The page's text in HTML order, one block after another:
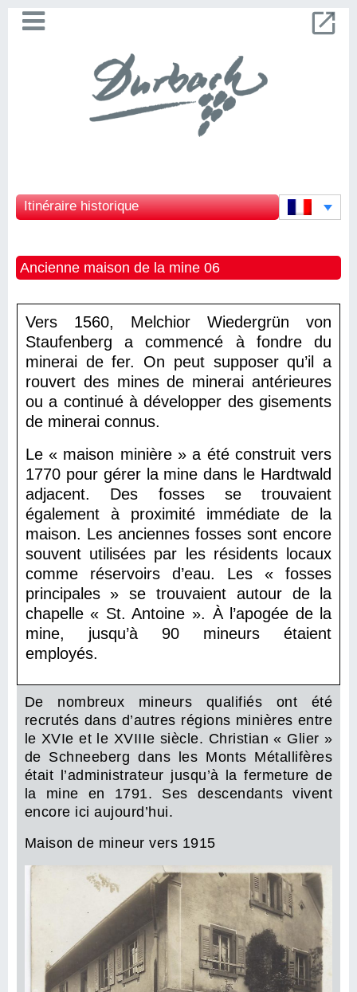
Itinéraire historique
Ancienne maison de la mine 06
Vers 1560, Melchior Wiedergrün von
Staufenberg a commencé à fondre du
minerai de fer. On peut supposer qu’il a
rouvert des mines de minerai antérieures
ou a continué à développer des gisements
de minerai connus.
Le « maison minière » a été construit vers
1770 pour gérer la mine dans le Hardtwald
adjacent. Des fosses se trouvaient
également à proximité immédiate de la
maison. Les anciennes fosses sont encore
souvent utilisées par les résidents locaux
comme réservoirs d’eau. Les « fosses
principales » se trouvaient autour de la
chapelle « St. Antoine ». À l’apogée de la
mine, jusqu’à 90 mineurs étaient
employés.
De nombreux mineurs qualifiés ont été
recrutés dans d’autres régions minières entre
le XVIe et le XVIIIe siècle. Christian « Glier »
de Schneeberg dans les Monts Métallifères
était l’administrateur jusqu’à la fermeture de
la mine en 1791. Ses descendants vivent
encore ici aujourd’hui.
Maison de mineur vers 1915